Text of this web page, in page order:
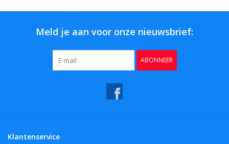
Meld je aan voor onze nieuwsbrief:
ABONNEER
Klantenservice